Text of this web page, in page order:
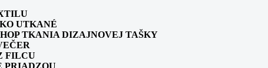
UTKANÉ
TKANIA DIZAJNOVEJ TAŠKY
FILCU
PRIADZOU